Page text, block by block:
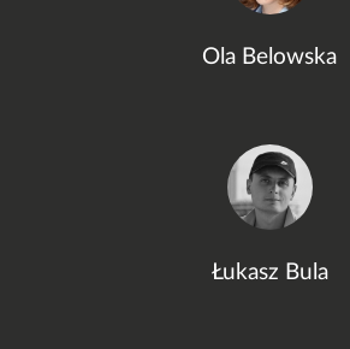
Ola Belowska
Łukasz Bula